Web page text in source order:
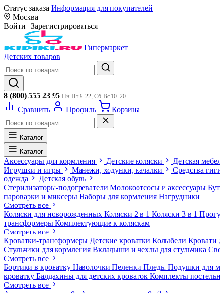
Статус заказа Информация для покупателей
Москва
Войти | Зарегистрироваться
Гипермаркет
Детских товаров
8 (800) 555 23 95 Пн-Пт 9–22, Сб-Вс 10–20
Сравнить Профиль Корзина
Каталог
Каталог
Аксессуары для кормления Детские коляски
Детская
Игрушки и игры
Манежи, ходунки, качалки
Средства
одежда
Детская обувь
Стерилизаторы-подогреватели Молокоотсосы и аксессуары
пароварки и миксеры Наборы для кормления Нагрудники
Смотреть все
Коляски для новорожденных Коляски 2 в 1 Коляски 3 в 1
трансформеры Комплектующие к коляскам
Смотреть все
Кроватки-трансформеры Детские кроватки Колыбели Кровати
Стульчики для кормления Вкладыши и чехлы для стульчика
Смотреть все
Бортики в кроватку Наволочки Пеленки Пледы Подушки для
кроватку Балдахины для детских кроваток Комплекты
Смотреть все